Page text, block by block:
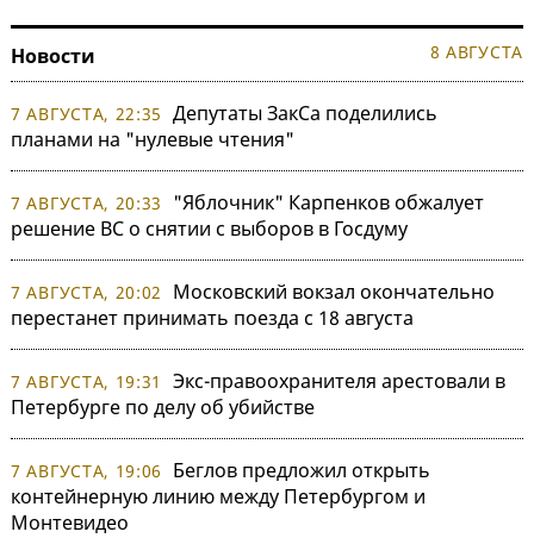
Новости 8 АВГУСТА
7 АВГУСТА, 22:35 Депутаты ЗакСа поделились
планами на "нулевые чтения"
7 АВГУСТА, 20:33
"Яблочник" Карпенков обжалует
решение ВС о снятии с выборов в Госдуму
7 АВГУСТА, 20:02
Московский вокзал окончательно
перестанет принимать поезда с 18 августа
7 АВГУСТА, 19:31
Экс-правоохранителя арестовали в
Петербурге по делу об убийстве
7 АВГУСТА, 19:06
Беглов предложил открыть
контейнерную линию между Петербургом и
Монтевидео